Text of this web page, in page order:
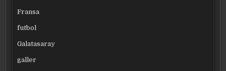
Fransa
futbol
Galatasaray
galler